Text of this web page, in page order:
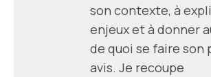
son contexte, à
enjeux et à donner
de quoi se faire son
avis. Je recoupe